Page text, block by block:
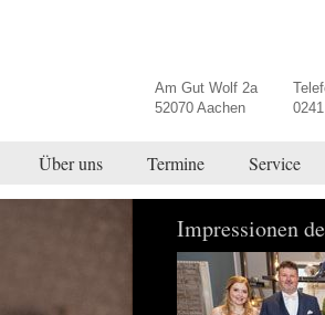
Am Gut Wolf 2a
52070 Aachen
Über uns Termine Service
Impressionen